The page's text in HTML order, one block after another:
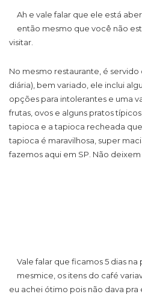
Ah e vale falar que ele está
então mesmo que você não
visitar.
No mesmo restaurante, é servido
diária), bem variado, ele inclui
opções para intolerantes e uma
frutas, ovos e alguns pratos
tapioca e a tapioca recheada
tapioca é maravilhosa, super
fazemos aqui em SP. Não
Vale falar que ficamos 5 dias
mesmice, os itens do café
eu achei ótimo pois não dava pra